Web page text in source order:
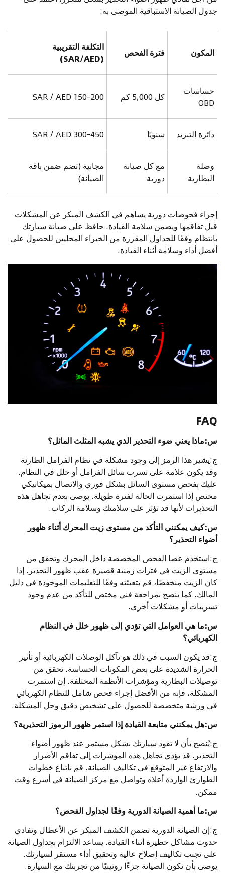
جدول الصيانة الاستباقية الموصى به:
المكون فترة الفحص
التكلفة التقريبية
(SAR/AED)
حساسات
OBD
كل 5,000 كم 150-200 SAR / AED
دائرة التبريد سنويًا 300-450 SAR / AED
وصلة
البطارية
مع كل صيانة
دورية
مجانية (تضم ضمن باقة
الصيانة)
إجراء فحوصات دورية يساهم في الكشف المبكر عن المشكلات
قبل تفاقمها ويضمن سلامة القيادة. حافظ على صيانة سيارتك
بانتظام وفقًا للجداول المقررة من الخبراء المحليين للحصول على
أفضل أداء وسلامة أثناء القيادة.
FAQ
س:ماذا يعني ضوء التحذير الذي يشبه المثلث المائل؟
ج:يشير هذا الرمز إلى وجود مشكلة في نظام الفرامل الطارئة
وقد يكون علامة على تسرب سائل الفرامل أو خلل في النظام.
عليك بفحص مستوى السائل بشكل فوري والاتصال بميكانيكي
مختص إذا استمرت الحالة لفترة طويلة. يوصى بعدم تجاهل هذه
التحذيرات لأنها قد تؤثر على سلامتك وسلامة الركاب.
س:كيف يمكنني التأكد من مستوى زيت المحرك أثناء ظهور
أضواء التحذير؟
ج:استخدم عصا الفحص المخصصة داخل المحرك وتحقق من
مستوى الزيت في فترات زمنية قصيرة عقب ظهور التحذير. إذا
كان الزيت منخفضًا، قم بتعبئته وفقًا للتعليمات الموجودة في دليل
المالك. كما ينصح بمراجعة فني مختص للتأكد من عدم وجود
تسريبات أو مشكلات أخرى.
س:ما هي العوامل التي تؤدي إلى ظهور خلل في النظام
الكهربائي؟
ج:قد يكون السبب في ذلك هو تآكل الوصلات الكهربائية أو تأثير
الحرارة الشديدة على بعض المكونات الحساسة. تحقق من
توصيلات البطارية ومؤشرات الأنظمة المختلفة. إن استمرت
المشكلة، فإنه من الأفضل إجراء فحص شامل للنظام الكهربائي
في ورشة متخصصة للحصول على تشخيص دقيق وحل المشكلة.
س:هل يمكنني متابعة القيادة إذا استمر ظهور الرموز التحذيرية؟
ج:يُنصح بأن لا تقود سيارتك بشكل مستمر عند ظهور أضواء
التحذير. قد يؤدي تجاهل هذه المؤشرات إلى تفاقم الأضرار
والارتفاع غير المتوقع في تكاليف الصيانة. قم باتباع خطوات
الطوارئ الواردة أعلاه وتواصل مع مركز الصيانة في أسرع وقت
ممكن.
س:ما أهمية الصيانة الدورية وفقًا لجداول الفحص؟
ج:إن الصيانة الدورية تضمن الكشف المبكر عن الأعطال وتفادي
حدوث مشاكل خطيرة أثناء القيادة. يساعد الالتزام بجداول الصيانة
على تجنب تكاليف إصلاح عالية وتحقيق أداء مستقر لسيارتك.
يوصى بأن تكون الصيانة جزءًا روتينيًا من تجربتك مع السيارة.